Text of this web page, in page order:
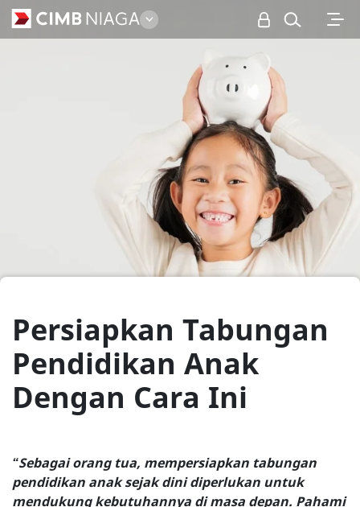
Personal
Persiapkan Tabungan
Pendidikan Anak
Dengan Cara Ini
“Sebagai orang tua, mempersiapkan tabungan
pendidikan anak sejak dini diperlukan untuk
mendukung kebutuhannya di masa depan. Pahami